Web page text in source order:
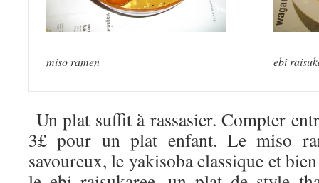
miso ramen ebi
Un plat suffit à rassasier. Compter
3£ pour un plat enfant. Le miso
savoureux, le yakisoba classique et